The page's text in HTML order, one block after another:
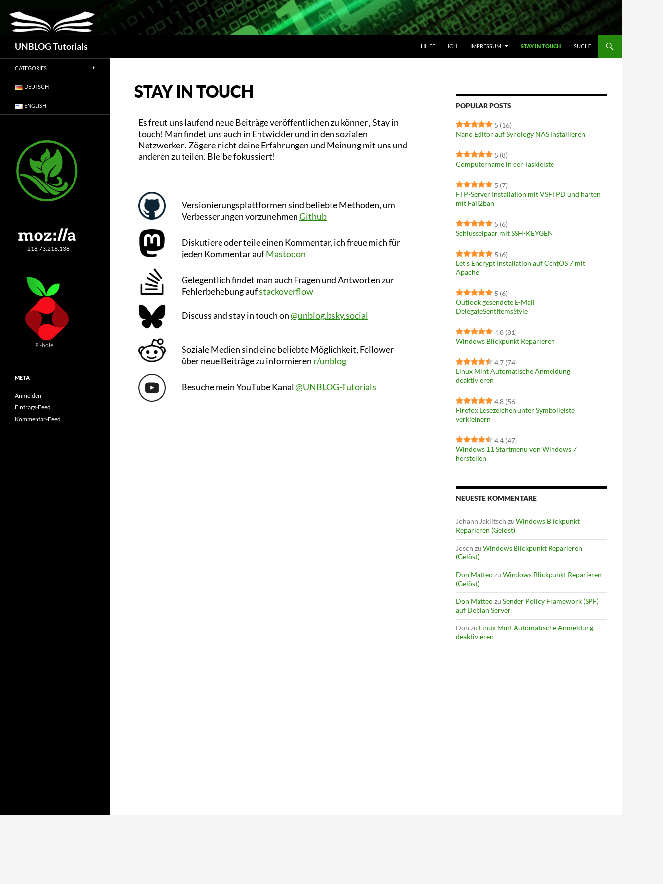
UNBLOG Tutorials
Suchen
HILFE
ICH IMPRESSUM STAY IN TOUCH SUCHE
STAY IN TOUCH
Es freut uns laufend neue Beiträge veröffentlichen zu können, Stay in
touch! Man findet uns auch in Entwickler und in den sozialen
Netzwerken. Zögere nicht deine Erfahrungen und Meinung mit uns und
anderen zu teilen. Bleibe fokussiert!
Versionierungsplattformen sind beliebte Methoden, um
Verbesserungen vorzunehmenGithub
Diskutiere oder teile einen Kommentar, ich freue mich für
jeden Kommentar aufMastodon
Gelegentlich findet man auch Fragen und Antworten zur
Fehlerbehebung aufstackoverflow
Discuss and stay in touch on@unblog.bsky.social
Soziale Medien sind eine beliebte Möglichkeit, Follower
über neue Beiträge zu informieren r/unblog
Besuche mein YouTube Kanal@UNBLOG-Tutorials
POPULAR POSTS
5 (16)
Nano Editor auf Synology NAS Installieren
5 (8)
Computername in der Taskleiste
5 (7)
FTP-Server Installation mit VSFTPD und härten
mit Fail2ban
5 (6)
Schlüsselpaar mit SSH-KEYGEN
5 (6)
Let’s Encrypt Installation auf CentOS 7 mit
Apache
5 (6)
Outlook gesendete E-Mail
DelegateSentItemsStyle
4.8 (81)
Windows Blickpunkt Reparieren
4.7 (74)
Linux Mint Automatische Anmeldung
deaktivieren
4.8 (56)
Firefox Lesezeichen unter Symbolleiste
verkleinern
4.4 (47)
Windows 11 Startmenü von Windows 7
herstellen
NEUESTE KOMMENTARE
Johann Jaklitsch zu Windows Blickpunkt
Reparieren (Gelöst)
Josch zu Windows Blickpunkt Reparieren
(Gelöst)
Don Matteozu Windows Blickpunkt Reparieren
(Gelöst)
Don Matteozu Sender Policy Framework (SPF)
auf Debian Server
Don zu Linux Mint Automatische Anmeldung
deaktivieren
CATEGORIES
DEUTSCH
ENGLISH
216.73.216.138
Pi-hole
META
Anmelden
Eintrags-Feed
Kommentar-Feed